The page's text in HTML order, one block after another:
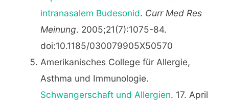
intranasalem Budesonid. Curr Med Res
Meinung. 2005;21(7):1075-84.
doi:10.1185/030079905X50570
Amerikanisches College für Allergie,
Asthma und Immunologie.
Schwangerschaft und Allergien. 17. April